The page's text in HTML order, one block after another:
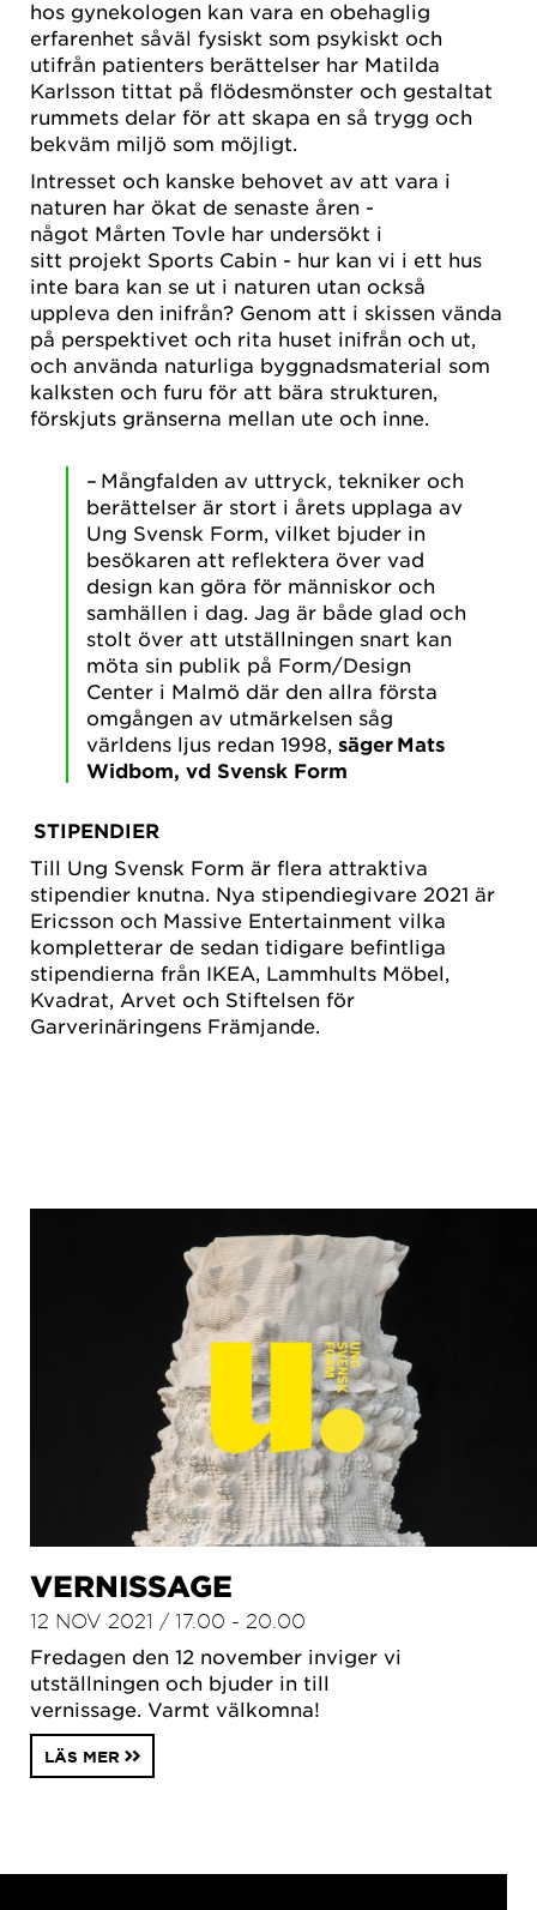
hos gynekologen kan vara en obehaglig
erfarenhet såväl fysiskt som psykiskt och
utifrån patienters berättelser har Matilda
Karlsson tittat på flödesmönster och gestaltat
rummets delar för att skapa en så trygg och
bekväm miljö som möjligt.
Intresset och kanske behovet av att vara i
naturen har ökat de senaste åren -
något Mårten Tovle har undersökt i
sitt projekt Sports Cabin - hur kan vi i ett hus
inte bara kan se ut i naturen utan också
uppleva den inifrån? Genom att i skissen vända
på perspektivet och rita huset inifrån och ut,
och använda naturliga byggnadsmaterial som
kalksten och furu för att bära strukturen,
förskjuts gränserna mellan ute och inne.
– Mångfalden av uttryck, tekniker och
berättelser är stort i årets upplaga av
Ung Svensk Form, vilket bjuder in
besökaren att reflektera över vad
design kan göra för människor och
samhällen i dag. Jag är både glad och
stolt över att utställningen snart kan
möta sin publik på Form/Design
Center i Malmö där den allra första
omgången av utmärkelsen såg
världens ljus redan 1998, säger Mats
Widbom, vd Svensk Form
STIPENDIER
Till Ung Svensk Form är flera attraktiva
stipendier knutna. Nya stipendiegivare 2021 är
Ericsson och Massive Entertainment vilka
kompletterar de sedan tidigare befintliga
stipendierna från IKEA, Lammhults Möbel,
Kvadrat, Arvet och Stiftelsen för
Garverinäringens Främjande.
VERNISSAGE
12 NOV 2021 / 17.00 - 20.00
Fredagen den 12 november inviger vi
utställningen och bjuder in till
vernissage. Varmt välkomna!
LÄS MER